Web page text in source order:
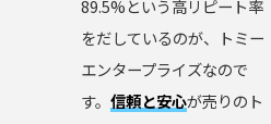
89.5%という高リピート率
をだしているのが、トミー
エンタープライズなので
す。信頼と安心が売りのト